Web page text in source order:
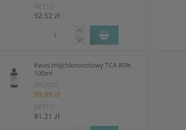
NETTO
92.52 zł
Kwas trójchlorooctowy TCA 80%
100ml
BRUTTO
99.89 zł
NETTO
81.21 zł